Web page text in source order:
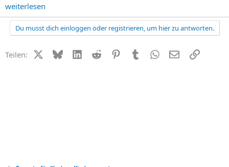
weiterlesen
Du musst dich einloggen oder registrieren, um hier zu antworten.
Teilen: X (Twitter)
BlueskyLinkedIn
Reddit PinterestTumblr WhatsApp
E-MailLink